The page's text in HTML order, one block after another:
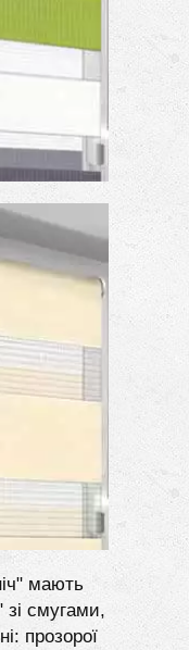
мають
зі смугами,
прозорої